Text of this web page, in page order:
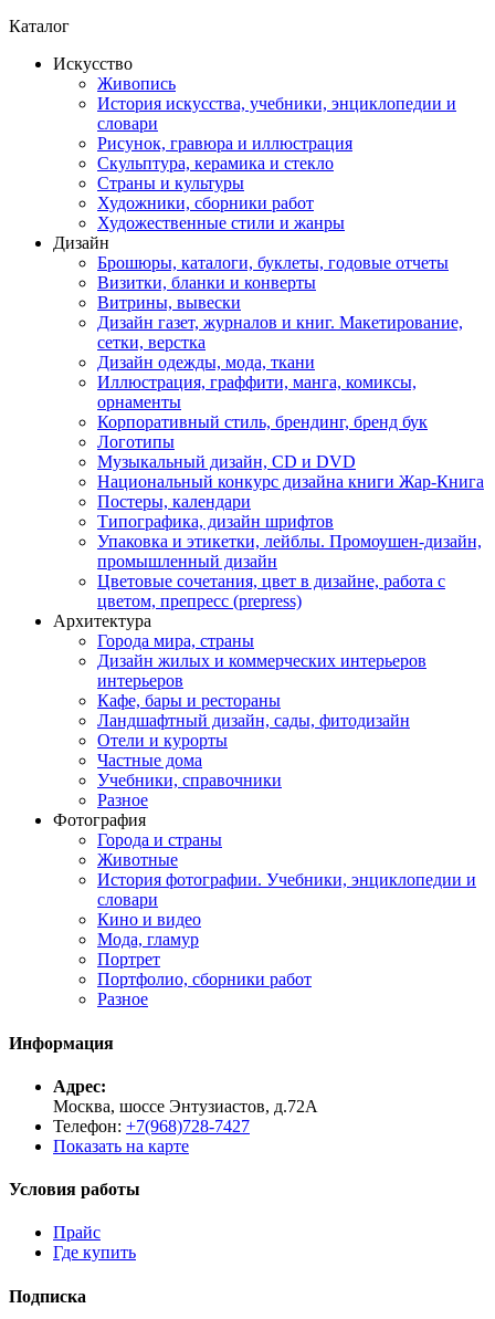
Каталог
Искусство
Живопись
История искусства, учебники, энциклопедии и
словари
Рисунок, гравюра и иллюстрация
Скульптура, керамика и стекло
Страны и культуры
Художники, сборники работ
Художественные стили и жанры
Дизайн
Брошюры, каталоги, буклеты, годовые отчеты
Визитки, бланки и конверты
Витрины, вывески
Дизайн газет, журналов и книг. Макетирование,
сетки, верстка
Дизайн одежды, мода, ткани
Иллюстрация, граффити, манга, комиксы,
орнаменты
Корпоративный стиль, брендинг, бренд бук
Логотипы
Музыкальный дизайн, СD и DVD
Национальный конкурс дизайна книги Жар-Книга
Постеры, календари
Типографика, дизайн шрифтов
Упаковка и этикетки, лейблы. Промоушен-дизайн,
промышленный дизайн
Цветовые сочетания, цвет в дизайне, работа с
цветом, препресс (prepress)
Архитектура
Города мира, страны
Дизайн жилых и коммерческих интерьеров
интерьеров
Кафе, бары и рестораны
Ландшафтный дизайн, сады, фитодизайн
Отели и курорты
Частные дома
Учебники, справочники
Разное
Фотография
Города и страны
Животные
История фотографии. Учебники, энциклопедии и
словари
Кино и видео
Мода, гламур
Портрет
Портфолио, сборники работ
Разное
Информация
Адрес:
Москва, шоссе Энтузиастов, д.72А
Телефон: +7(968)728-7427
Показать на карте
Условия работы
Прайс
Где купить
Подписка